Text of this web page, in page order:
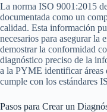
La norma ISO 9001:2015
documentada como un
calidad. Esta información
necesarios para asegurar la
demostrar la conformidad
diagnóstico preciso de la
a la PYME identificar áreas
cumple con los estándares
Pasos para Crear un